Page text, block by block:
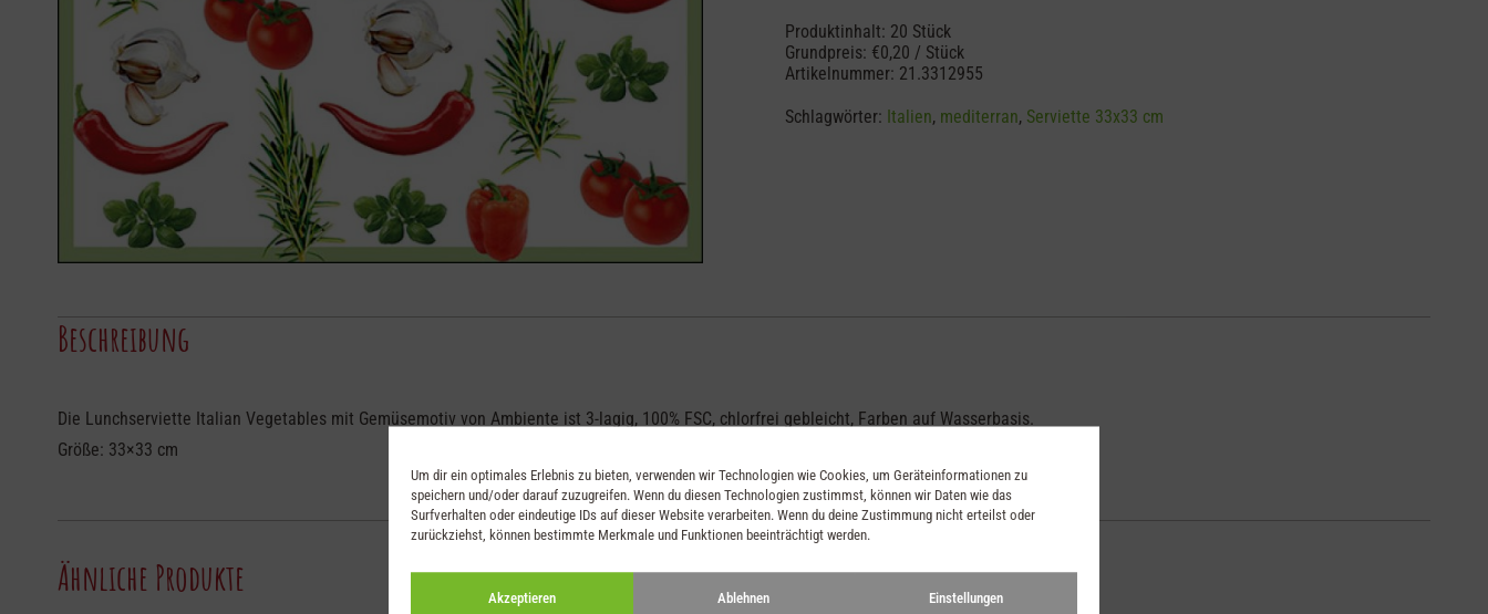
Um dir ein optimales Erlebnis zu bieten, verwenden wir Technologien wie Cookies, um Geräteinformationen zu
speichern und/oder darauf zuzugreifen. Wenn du diesen Technologien zustimmst, können wir Daten wie das
Surfverhalten oder eindeutige IDs auf dieser Website verarbeiten. Wenn du deine Zustimmung nicht erteilst oder
zurückziehst, können bestimmte Merkmale und Funktionen beeinträchtigt werden.
Akzeptieren Ablehnen Einstellungen
Vegetables
33x33
Menge
Produktinhalt: 20 Stück
Grundpreis: €0,20 / Stück
Artikelnummer: 21.3312955
Schlagwörter: Italien, mediterran, Serviette 33x33 cm
Beschreibung
Die Lunchserviette Italian Vegetables mit Gemüsemotiv von Ambiente ist 3-lagig, 100% FSC, chlorfrei gebleicht, Farben auf Wasserbasis.
Größe: 33×33 cm
Ähnliche Produkte